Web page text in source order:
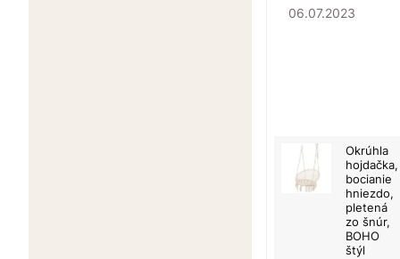
06.07.2023
Okrúhla
hojdačka,
bocianie
hniezdo,
pletená
zo šnúr,
BOHO
štýl